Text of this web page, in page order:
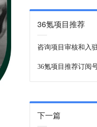
36氪项目推荐
咨询项目审核和入
36氪项目推荐订阅
下一篇